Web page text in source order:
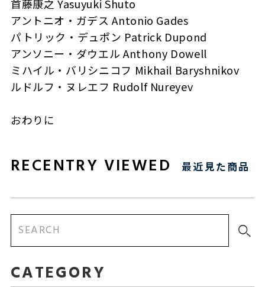
首藤康之 Yasuyuki Shuto
アントニオ・ガデス Antonio Gades
パトリック・デュポン Patrick Dupond
アンソニー・ダウエル Anthony Dowell
ミハイル・バリシニコフ Mikhail Baryshnikov
ルドルフ・ヌレエフ Rudolf Nureyev
おわりに
RECENTRY VIEWED 最近見た商品
CATEGORY